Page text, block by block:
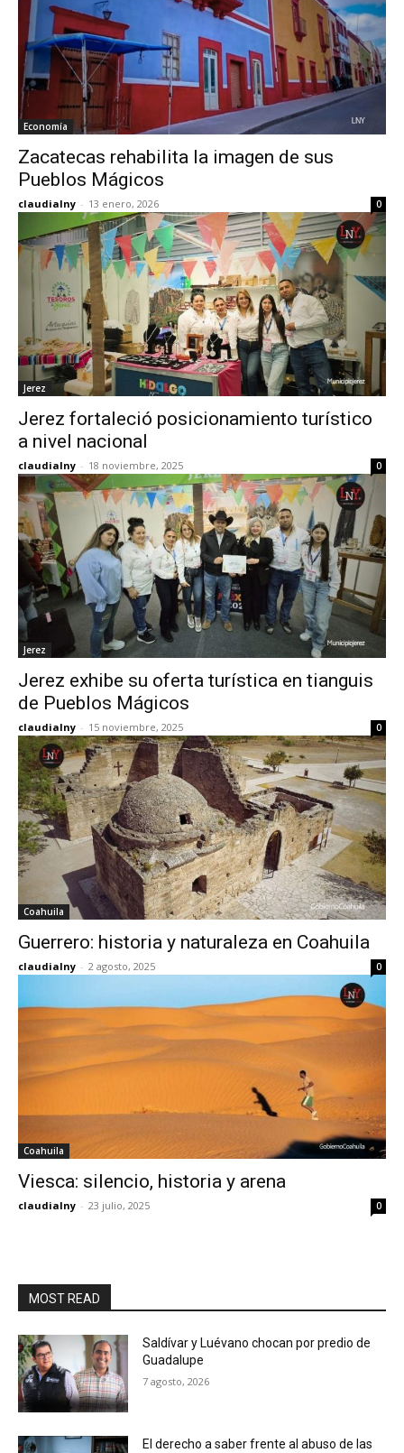
Economía
Zacatecas rehabilita la imagen de sus
Pueblos Mágicos
claudialny - 13 enero, 2026 0
Jerez
Jerez fortaleció posicionamiento turístico
a nivel nacional
claudialny - 18 noviembre, 2025 0
Jerez
Jerez exhibe su oferta turística en tianguis
de Pueblos Mágicos
claudialny - 15 noviembre, 2025 0
Coahuila
Guerrero: historia y naturaleza en Coahuila
claudialny - 2 agosto, 2025 0
Coahuila
Viesca: silencio, historia y arena
claudialny - 23 julio, 2025 0
MOST READ
Saldívar y Luévano chocan por predio de
Guadalupe
7 agosto, 2026
El derecho a saber frente al abuso de las